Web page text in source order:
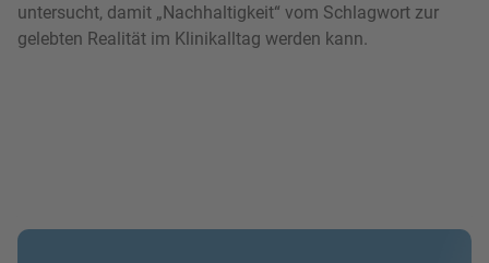
untersucht, damit „Nachhaltigkeit“ vom Schlagwort zur
gelebten Realität im Klinikalltag werden kann.